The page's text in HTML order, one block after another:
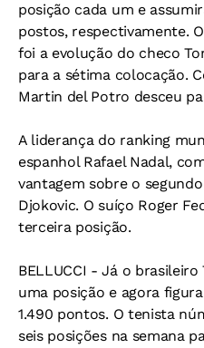
posição cada um e
postos, respectivamente.
foi a evolução do checo
para a sétima colocação.
Martin del Potro desceu
A liderança do ranking
espanhol Rafael Nadal,
vantagem sobre o
Djokovic. O suíço Roger
terceira posição.
BELLUCCI - Já o
uma posição e agora
1.490 pontos. O tenista
seis posições na semana